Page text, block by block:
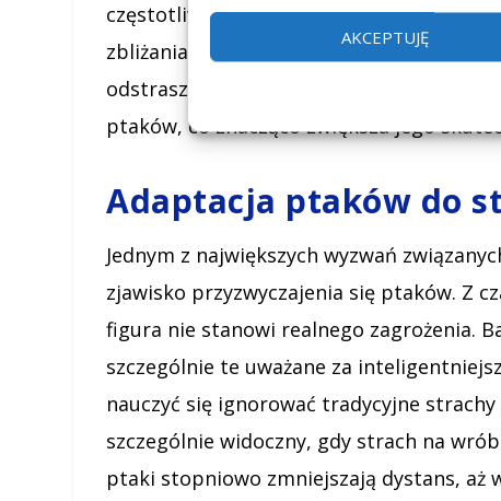
AKCEPTUJĘ
częstotliwości, mogą być dla nich bardzo
zbliżania się do chronionego obszaru.
odstraszających sprawia, że strach na
ptaków, co znacząco zwiększa jego
Adaptacja ptaków do
Jednym z największych wyzwań
zjawisko przyzwyczajenia się ptaków. Z
figura nie stanowi realnego zagrożenia.
szczególnie te uważane za
nauczyć się ignorować tradycyjne
szczególnie widoczny, gdy strach na
ptaki stopniowo zmniejszają dystans, aż